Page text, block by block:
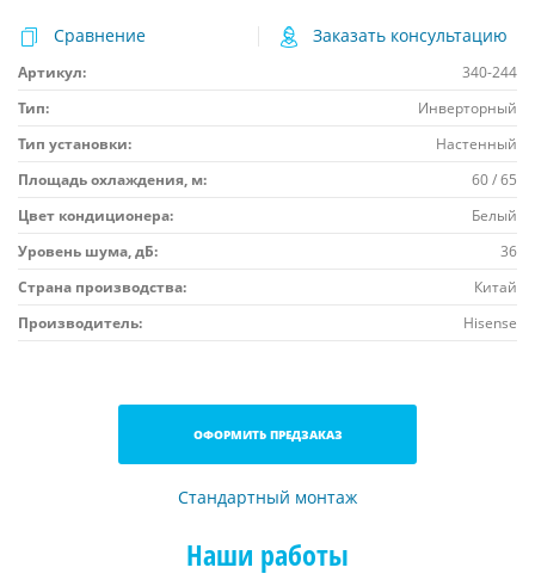
Сравнение Заказать консультацию
Артикул:
340-244
Тип:
Инверторный
Тип установки:
Настенный
Площадь охлаждения, м:
60 / 65
Цвет кондиционера:
Белый
Уровень шума, дБ:
36
Страна производства:
Китай
Производитель:
Hisense
ОФОРМИТЬ ПРЕДЗАКАЗ
Стандартный монтаж
Наши работы